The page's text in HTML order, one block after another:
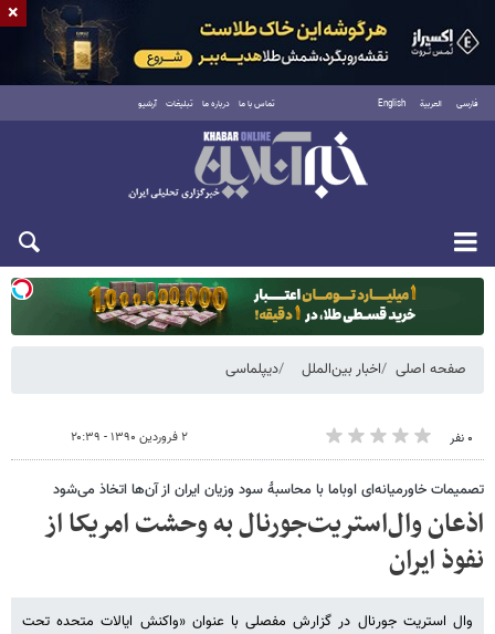
فارسی العربية English تماس با ما درباره ما تبلیغات آرشیو
سه‌شنبه ۲۰ مرداد ۱۴۰۵
صفحه اصلی اخبار بین‌الملل دیپلماسی
۰ نفر ۲ فروردین ۱۳۹۰ - ۲۰:۳۹
تصمیمات خاورمیانه‌ای اوباما با محاسبۀ سود وزیان ایران از آن‌ها اتخاذ می‌شود
اذعان وال‌استریت‌جورنال به وحشت امریکا از
نفوذ ایران
وال استریت جورنال در گزارش مفصلی با عنوان «واکنش ایالات متحده تحت
×